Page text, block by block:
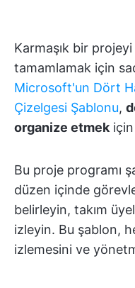
Karmaşık bir
tamamlamak için
Microsoft'un Dört
Çizelgesi Şablonu,
organize etmek
Bu proje programı
düzen içinde
belirleyin, takım
izleyin. Bu şablon,
izlemesini ve